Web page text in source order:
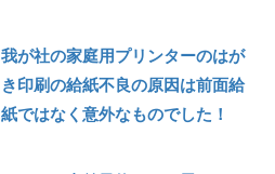
我が社の家庭用プリンターのはが
き印刷の給紙不良の原因は前面給
紙ではなく意外なものでした！